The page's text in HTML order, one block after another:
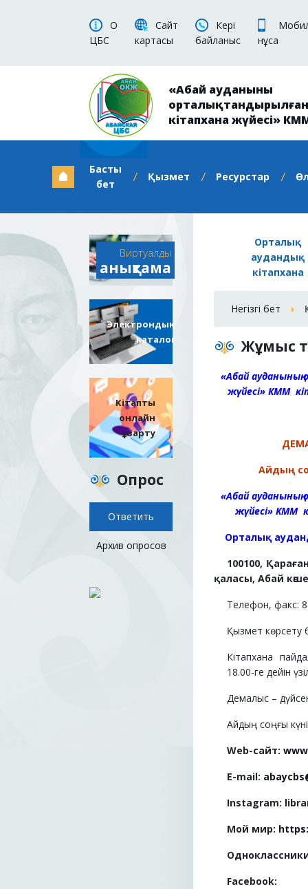
О
ЦБС
Сайт
картасы
Кері
байланыс
нұсқа
«Абай ауданының
орталықтандырылған
кітапхана жүйесі»
Басты
бет
Қызмет Ресурстар
Виртуалды
анықтама
Электрондық
каталог
Кітапты
онлайн
ұзарту
Опрос
Архив опросов
Орталық
аудандық
кітапхана
Негізгі бет
Жұмыс
«Абай
жүйесі» КММ
Айдың
«Абай
жүйесі» КММ
Орталық
100100,
қаласы, Абай
Телефон, факс:
Қызмет көрсету
Кітапхана
18.00-ге дейін
Демалыс –
Айдың соңғы
Web-сайт:
E-mail:
Instagram:
Мой мир: https
Facebook: